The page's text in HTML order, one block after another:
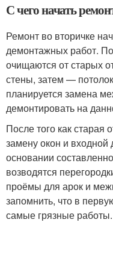
С чего начать
Ремонт во вторичке
демонтажных работ.
очищаются от старых
стены, затем —
планируется замена
демонтировать на
После того как старая
замену окон и
основании
возводятся
проёмы для арок и
запомнить, что в
самые грязные работы.